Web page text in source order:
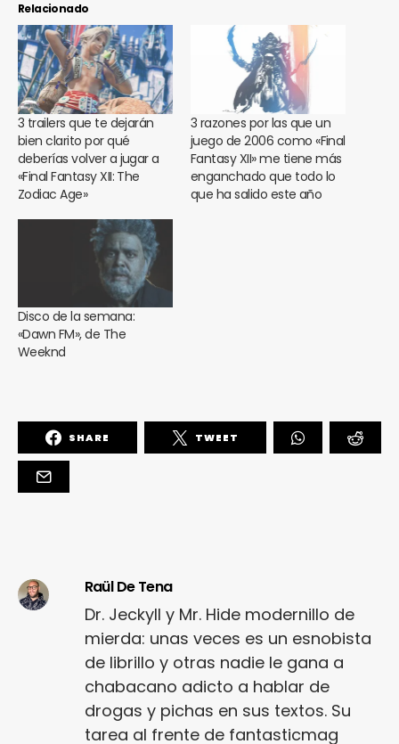
Relacionado
3 trailers que te dejarán
bien clarito por qué
deberías volver a jugar a
«Final Fantasy XII: The
Zodiac Age»
3 razones por las que un
juego de 2006 como «Final
Fantasy XII» me tiene más
enganchado que todo lo
que ha salido este año
Disco de la semana:
«Dawn FM», de The
Weeknd
SHARE TWEET
Raül De Tena
Dr. Jeckyll y Mr. Hide modernillo de
mierda: unas veces es un esnobista
de librillo y otras nadie le gana a
chabacano adicto a hablar de
drogas y pichas en sus textos. Su
tarea al frente de fantasticmag